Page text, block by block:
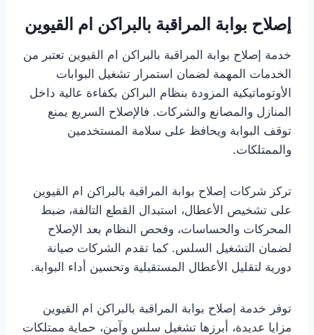
إصلاح بوابة المراقبة بالبراكن ام القيوين
خدمة إصلاح بوابة المراقبة بالبراكن ام القيوين تعتبر من
الخدمات المهمة لضمان استمرار تشغيل البوابات
الأوتوماتيكية المزودة بنظام البراكن بكفاءة عالية داخل
المنازل والمصانع والشركات. فالإصلاح السريع يمنع
توقف البوابة ويحافظ على سلامة المستخدمين
والممتلكات.
تركز شركات إصلاح بوابة المراقبة بالبراكن ام القيوين
على تشخيص الأعطال، استبدال القطع التالفة، ضبط
المحركات والحساسات، وفحص النظام بعد الإصلاح
لضمان التشغيل السلس. كما تقدم الشركات صيانة
دورية لتقليل الأعطال المستقبلية وتحسين أداء البوابة.
توفر خدمة إصلاح بوابة المراقبة بالبراكن ام القيوين
مزايا عديدة، أبرزها تشغيل سلس وآمن، حماية ممتلكات